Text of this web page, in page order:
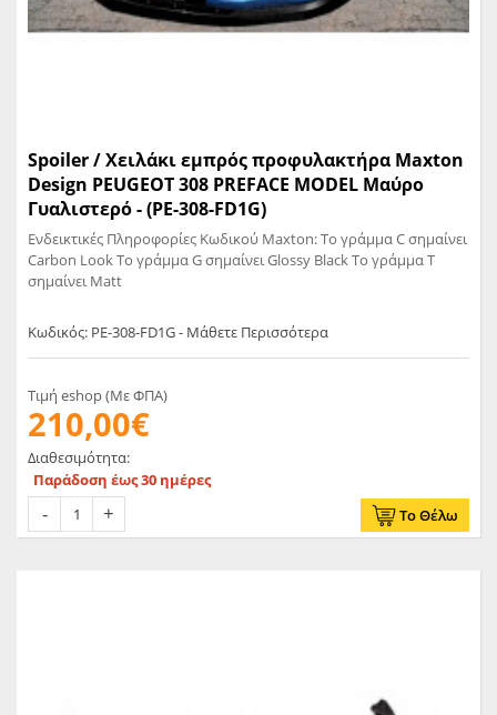
Spoiler / Χειλάκι εμπρός προφυλακτήρα Maxton
Design PEUGEOT 308 PREFACE MODEL Μαύρο
Γυαλιστερό - (PE-308-FD1G)
Ενδεικτικές Πληροφορίες Κωδικού Maxton: Το γράμμα C σημαίνει
Carbon Look Το γράμμα G σημαίνει Glossy Black Το γράμμα T
σημαίνει Matt
Κωδικός: PE-308-FD1G - Μάθετε Περισσότερα
Τιμή eshop (Με ΦΠΑ)
210,00€
Διαθεσιμότητα:
Παράδοση έως 30 ημέρες
Το Θέλω